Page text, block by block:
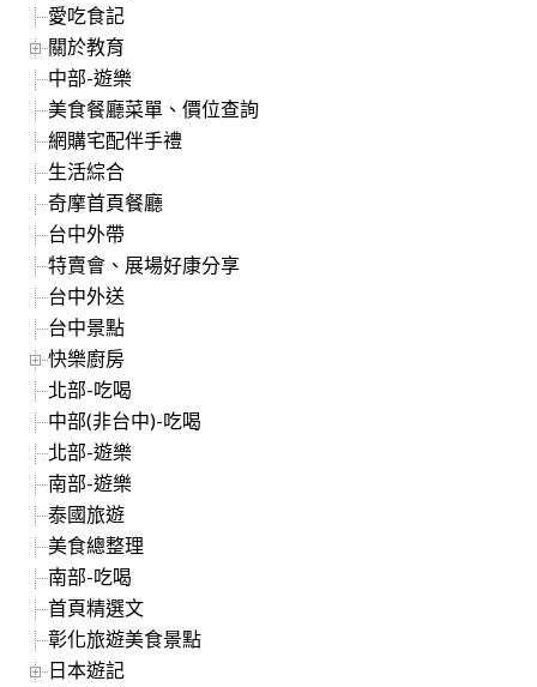
愛吃食記
關於教育
中部-遊樂
美食餐廳菜單、價位查詢
網購宅配伴手禮
生活綜合
奇摩首頁餐廳
台中外帶
特賣會、展場好康分享
台中外送
台中景點
快樂廚房
北部-吃喝
中部(非台中)-吃喝
北部-遊樂
南部-遊樂
泰國旅遊
美食總整理
南部-吃喝
首頁精選文
彰化旅遊美食景點
日本遊記